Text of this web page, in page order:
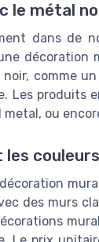
le métal
dans de
décoration
comme
Les
ou
couleurs
des murs